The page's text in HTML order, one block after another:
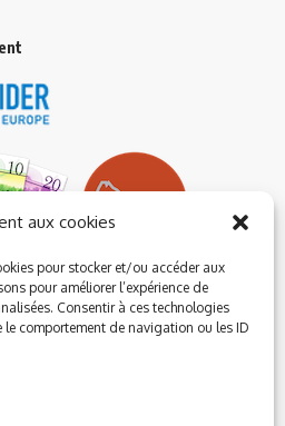
aux cookies
pour stocker et/ou accéder aux
pour améliorer l’expérience de
Consentir à ces technologies
comportement de navigation ou les ID